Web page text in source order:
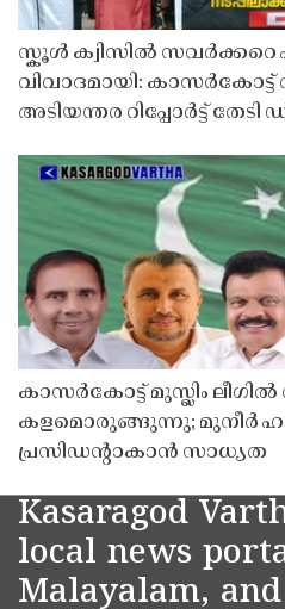
സ്കൂൾ ക്വിസിൽ
വിവാദമായി: കാസർകോട്ട്
അടിയന്തര റിപ്പോർട്ട് തേടി
കാസർകോട്ട് മുസ്ലിം
കളമൊരുങ്ങുന്നു; മുനീർ
പ്രസിഡൻ്റാകാൻ സാധ്യത
Kasaragod
local news
Malayalam,